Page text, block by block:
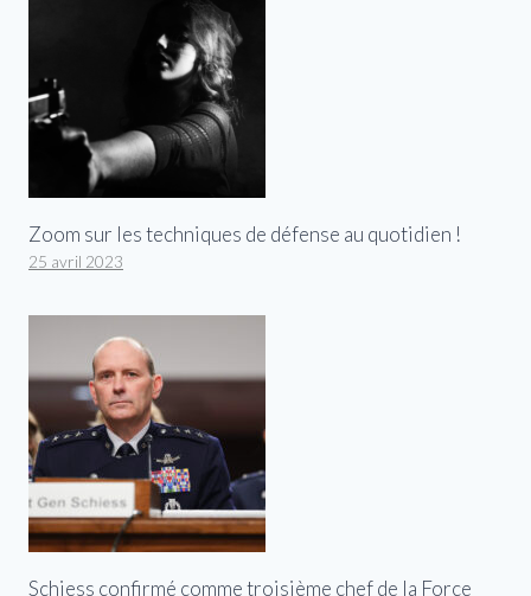
Zoom sur les techniques de défense au quotidien !
25 avril 2023
Schiess confirmé comme troisième chef de la Force